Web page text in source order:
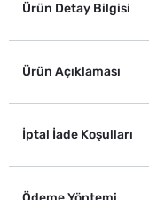
Ürün Detay Bilgisi
Ürün Açıklaması
İptal İade Koşulları